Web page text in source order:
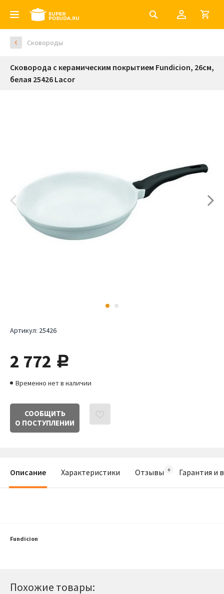
Сковороды
Сковорода с керамическим покрытием Fundicion, 26см,
белая 25426 Lacor
Артикул: 25426
2 772 руб.
Временно нет в наличии
СООБЩИТЬ
О ПОСТУПЛЕНИИ
Похожие товары:
Описание Характеристики Отзывы Гарантия и
Fundicion